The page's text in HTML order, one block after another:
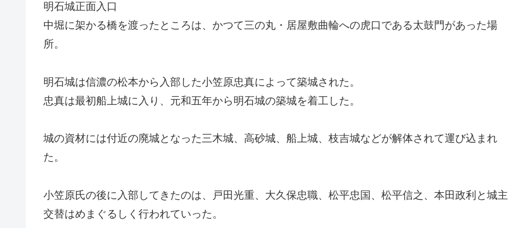
明石城正面入口
中堀に架かる橋を渡ったところは、かつて三の丸・居屋敷曲輪への虎口である太鼓門があった場
所。
明石城は信濃の松本から入部した小笠原忠真によって築城された。
忠真は最初船上城に入り、元和五年から明石城の築城を着工した。
城の資材には付近の廃城となった三木城、高砂城、船上城、枝吉城などが解体されて運び込まれ
た。
小笠原氏の後に入部してきたのは、戸田光重、大久保忠職、松平忠国、松平信之、本田政利と城主
交替はめまぐるしく行われていった。